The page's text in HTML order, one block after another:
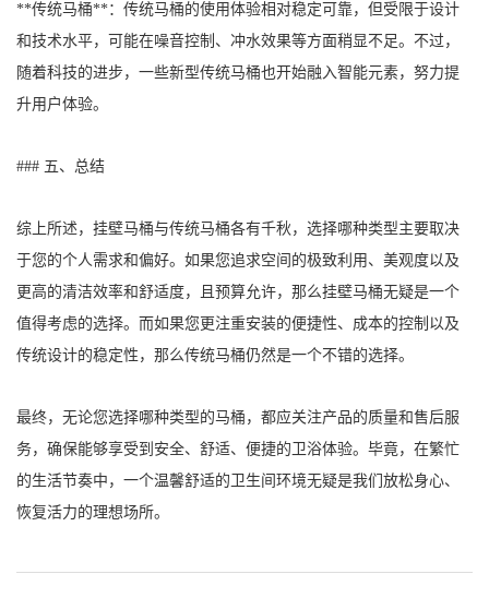
**传统马桶**：传统马桶的使用体验相对稳定可靠，但受限于设计
和技术水平，可能在噪音控制、冲水效果等方面稍显不足。不过，
随着科技的进步，一些新型传统马桶也开始融入智能元素，努力提
升用户体验。
### 五、总结
综上所述，挂壁马桶与传统马桶各有千秋，选择哪种类型主要取决
于您的个人需求和偏好。如果您追求空间的极致利用、美观度以及
更高的清洁效率和舒适度，且预算允许，那么挂壁马桶无疑是一个
值得考虑的选择。而如果您更注重安装的便捷性、成本的控制以及
传统设计的稳定性，那么传统马桶仍然是一个不错的选择。
最终，无论您选择哪种类型的马桶，都应关注产品的质量和售后服
务，确保能够享受到安全、舒适、便捷的卫浴体验。毕竟，在繁忙
的生活节奏中，一个温馨舒适的卫生间环境无疑是我们放松身心、
恢复活力的理想场所。